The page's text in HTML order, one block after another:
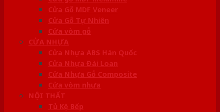
Cửa Gỗ MDF Veneer
Cửa Gỗ Tự Nhiên
Cửa vòm gỗ
CỬA NHỰA
Cửa Nhựa ABS Hàn Quốc
Cửa Nhựa Đài Loan
Cửa Nhựa Gỗ Composite
Cửa vòm nhựa
NỘI THẤT
Tủ Kệ Bếp